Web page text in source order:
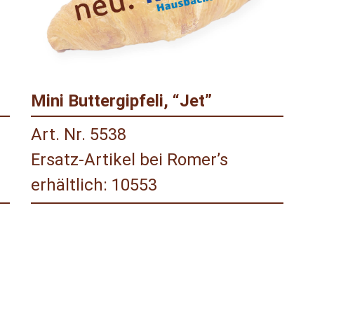
Mini Buttergipfeli, “Jet”
Art. Nr. 5538
Ersatz-Artikel bei Romer’s
erhältlich: 10553